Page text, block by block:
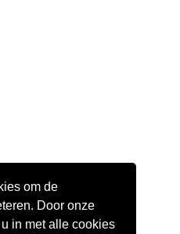
om de
Door onze
in met alle cookies